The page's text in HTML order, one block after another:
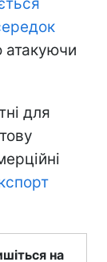
атакуючи
для
на